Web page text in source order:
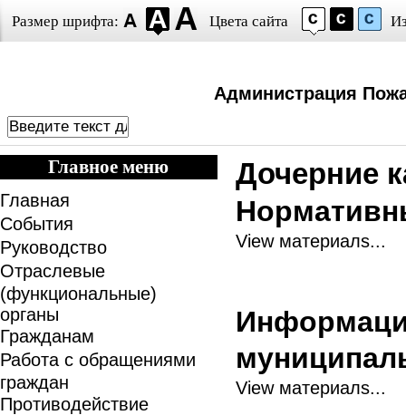
Размер шрифта: Цвета сайта
Администрация
Главное меню
Главная
События
Руководство
Отраслевые
(функциональные)
органы
Гражданам
Работа с обращениями
граждан
Противодействие
Дочерние
View материалs...
View материалs...